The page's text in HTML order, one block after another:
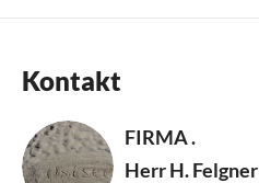
Kontakt
FIRMA .
Herr H. Felgner